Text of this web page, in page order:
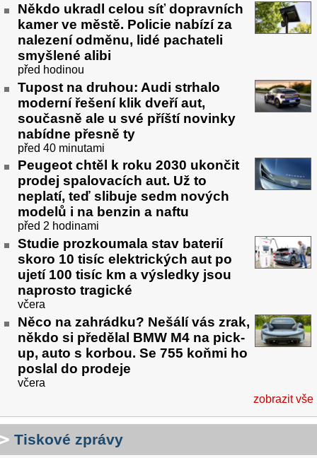
Někdo ukradl celou síť dopravních
kamer ve městě. Policie nabízí za
nalezení odměnu, lidé pachateli
smyšlené alibi
před hodinou
Tupost na druhou: Audi strhalo
moderní řešení klik dveří aut,
současně ale u své příští novinky
nabídne přesně ty
před 40 minutami
Peugeot chtěl k roku 2030 ukončit
prodej spalovacích aut. Už to
neplatí, teď slibuje sedm nových
modelů i na benzin a naftu
před 2 hodinami
Studie prozkoumala stav baterií
skoro 10 tisíc elektrických aut po
ujetí 100 tisíc km a výsledky jsou
naprosto tragické
včera
Něco na zahrádku? Nešálí vás zrak,
někdo si předělal BMW M4 na pick-
up, auto s korbou. Se 755 koňmi ho
poslal do prodeje
včera
zobrazit vše
Tiskové zprávy